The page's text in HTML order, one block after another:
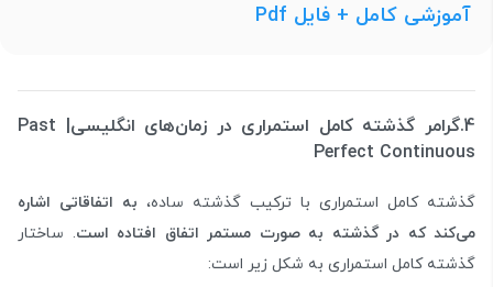
آموزشی کامل + فایل Pdf
4.گرامر گذشته کامل استمراری در زمان‌های انگلیسی| Past
Perfect Continuous
گذشته کامل استمراری با ترکیب گذشته ساده، به اتفاقاتی اشاره
می‌کند که در گذشته به صورت مستمر اتفاق افتاده است. ساختار
گذشته کامل استمراری به شکل زیر است: